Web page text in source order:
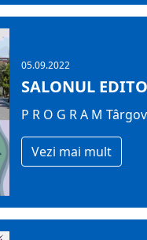
05.09.2022
SALONUL
P R O G R A M
Vezi mai mult